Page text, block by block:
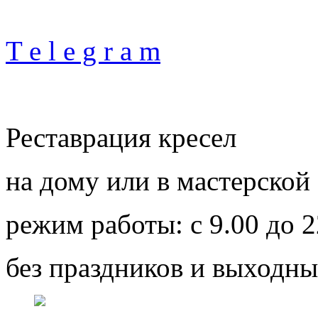
T e l e g r a m
Реставрация кресел
на дому или в мастерской
режим работы: с 9.00 до
без праздников и